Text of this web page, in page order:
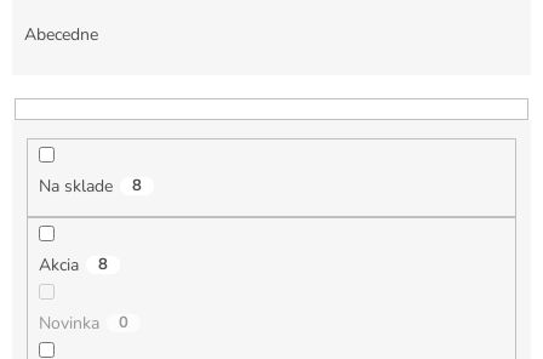
i
e
Abecedne
Na sklade 8
Akcia 8
Novinka 0